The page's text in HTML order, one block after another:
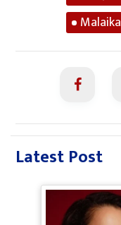
Latest Post